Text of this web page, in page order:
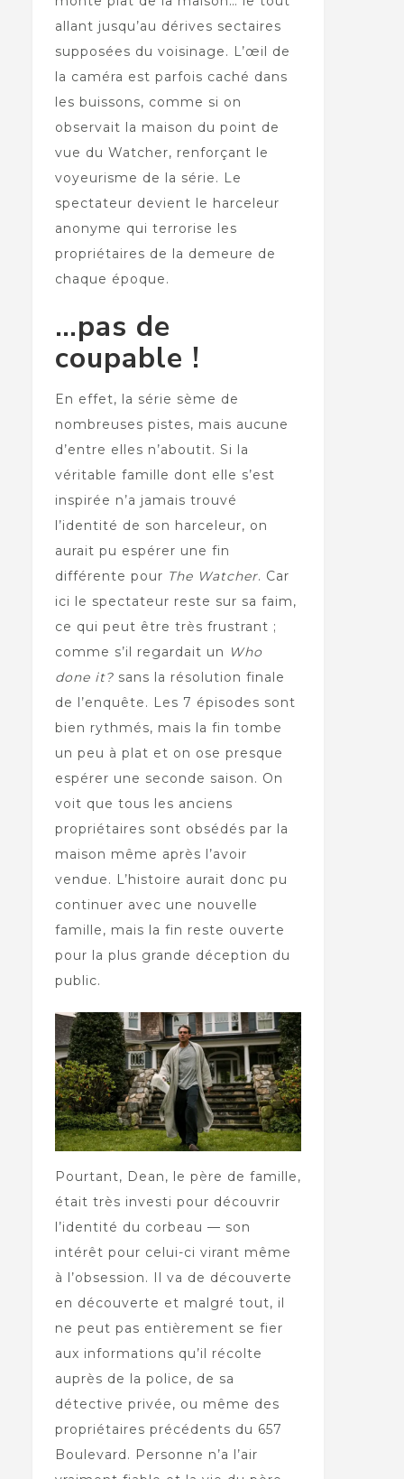
allant jusqu’au dérives sectaires
supposées du voisinage. L’œil de
la caméra est parfois caché dans
les buissons, comme si on
observait la maison du point de
vue du Watcher, renforçant le
voyeurisme de la série. Le
spectateur devient le harceleur
anonyme qui terrorise les
propriétaires de la demeure de
chaque époque.
…pas de
coupable !
En effet, la série sème de
nombreuses pistes, mais aucune
d’entre elles n’aboutit. Si la
véritable famille dont elle s’est
inspirée n’a jamais trouvé
l’identité de son harceleur, on
aurait pu espérer une fin
différente pour The Watcher. Car
ici le spectateur reste sur sa faim,
ce qui peut être très frustrant ;
comme s’il regardait un Who
done it?sans la résolution finale
de l’enquête. Les 7 épisodes sont
bien rythmés, mais la fin tombe
un peu à plat et on ose presque
espérer une seconde saison. On
voit que tous les anciens
propriétaires sont obsédés par la
maison même après l’avoir
vendue. L’histoire aurait donc pu
continuer avec une nouvelle
famille, mais la fin reste ouverte
pour la plus grande déception du
public.
Pourtant, Dean, le père de famille,
était très investi pour découvrir
l’identité du corbeau — son
intérêt pour celui-ci virant même
à l’obsession. Il va de découverte
en découverte et malgré tout, il
ne peut pas entièrement se fier
aux informations qu’il récolte
auprès de la police, de sa
détective privée, ou même des
propriétaires précédents du 657
Boulevard. Personne n’a l’air